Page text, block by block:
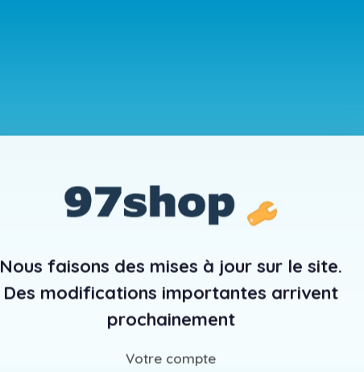
Nous faisons des mises à jour sur le site.
Des modifications importantes arrivent
prochainement
Votre compte